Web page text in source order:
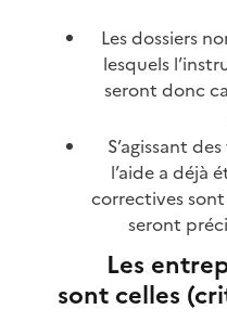
Les dossiers
lesquels
seront donc
S’agissant
l’aide a déjà
correctives
seront
Les
sont celles